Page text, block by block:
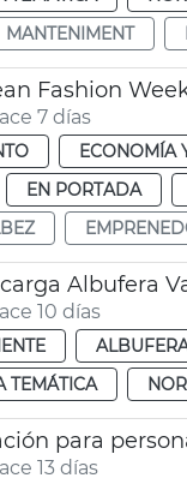
MANTENIMENT
Fashion
7 días
ECONOMÍA
EN PORTADA
Albufera
10 días
TEMÁTICA
para
13 días